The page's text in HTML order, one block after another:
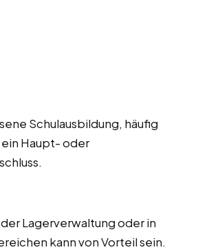
Schulausbildung, häufig
Haupt- oder
Lagerverwaltung oder in
kann von Vorteil sein.